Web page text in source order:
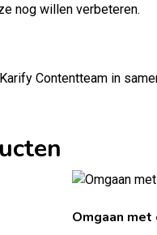
nog willen verbeteren.
Contentteam in
Omgaan